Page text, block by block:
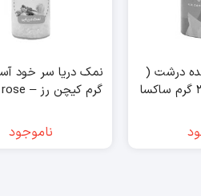
درشت (
راک سالت ) ۳۵۰ گرم ساکسا
گرم کیچن رز – kitchen rose
ناموجود